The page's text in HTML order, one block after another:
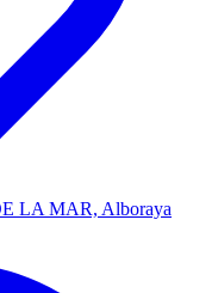
LA MAR, Alboraya